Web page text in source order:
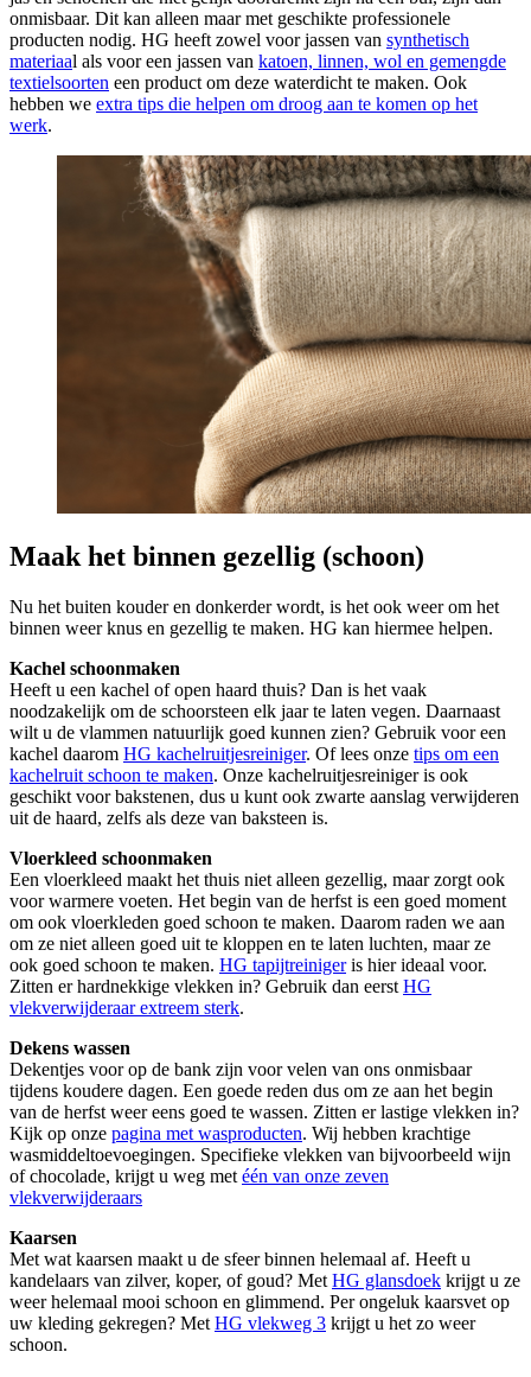
onmisbaar. Dit kan alleen maar met geschikte professionele
producten nodig. HG heeft zowel voor jassen van synthetisch
materiaal als voor een jassen van katoen, linnen, wol en gemengde
textielsoorten een product om deze waterdicht te maken. Ook
hebben we extra tips die helpen om droog aan te komen op het
werk.
Maak het binnen gezellig (schoon)
Nu het buiten kouder en donkerder wordt, is het ook weer om het
binnen weer knus en gezellig te maken. HG kan hiermee helpen.
Kachel schoonmaken
Heeft u een kachel of open haard thuis? Dan is het vaak
noodzakelijk om de schoorsteen elk jaar te laten vegen. Daarnaast
wilt u de vlammen natuurlijk goed kunnen zien? Gebruik voor een
kachel daarom HG kachelruitjesreiniger. Of lees onze tips om een
kachelruit schoon te maken. Onze kachelruitjesreiniger is ook
geschikt voor bakstenen, dus u kunt ook zwarte aanslag verwijderen
uit de haard, zelfs als deze van baksteen is.
Vloerkleed schoonmaken
Een vloerkleed maakt het thuis niet alleen gezellig, maar zorgt ook
voor warmere voeten. Het begin van de herfst is een goed moment
om ook vloerkleden goed schoon te maken. Daarom raden we aan
om ze niet alleen goed uit te kloppen en te laten luchten, maar ze
ook goed schoon te maken. HG tapijtreinigeris hier ideaal voor.
Zitten er hardnekkige vlekken in? Gebruik dan eerst HG
vlekverwijderaar extreem sterk.
Dekens wassen
Dekentjes voor op de bank zijn voor velen van ons onmisbaar
tijdens koudere dagen. Een goede reden dus om ze aan het begin
van de herfst weer eens goed te wassen. Zitten er lastige vlekken in?
Kijk op onze pagina met wasproducten. Wij hebben krachtige
wasmiddeltoevoegingen. Specifieke vlekken van bijvoorbeeld wijn
of chocolade, krijgt u weg met één van onze zeven
vlekverwijderaars
Kaarsen
Met wat kaarsen maakt u de sfeer binnen helemaal af. Heeft u
kandelaars van zilver, koper, of goud? Met HG glansdoek krijgt u ze
weer helemaal mooi schoon en glimmend. Per ongeluk kaarsvet op
uw kleding gekregen? Met HG vlekweg 3 krijgt u het zo weer
schoon.